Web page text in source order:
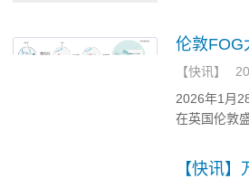
伦敦FOG
【快讯 】
2026年1月
在英国伦敦
【快讯